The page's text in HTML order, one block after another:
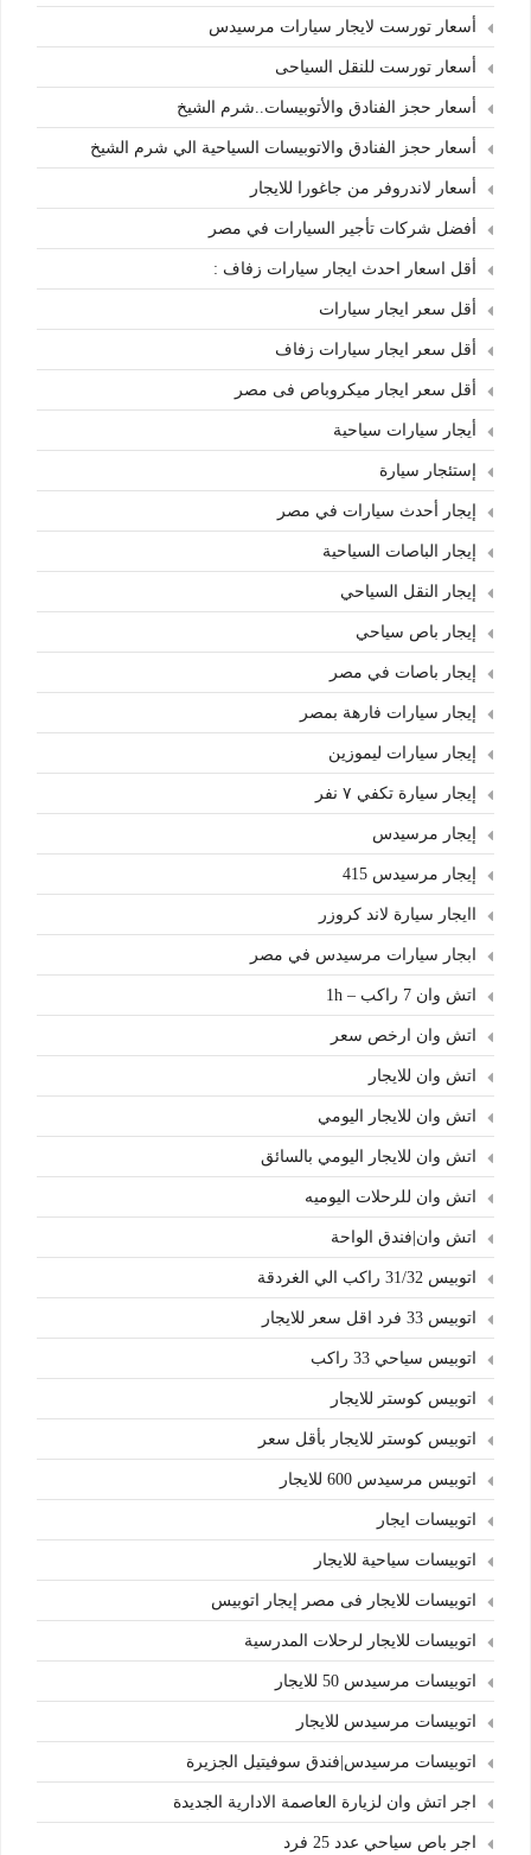
أسعار تورست لايجار سيارات مرسيدس
أسعار تورست للنقل السياحى
أسعار حجز الفنادق والأتوبيسات..شرم الشيخ
أسعار حجز الفنادق والاتوبيسات السياحية الي شرم الشيخ
أسعار لاندروفر من جاغورا للايجار
أفضل شركات تأجير السيارات في مصر
أقل اسعار احدث ايجار سيارات زفاف :
أقل سعر ايجار سيارات
أقل سعر ايجار سيارات زفاف
أقل سعر ايجار ميكروباص فى مصر
أيجار سيارات سياحية
إستئجار سيارة
إيجار أحدث سيارات في مصر
إيجار الباصات السياحية
إيجار النقل السياحي
إيجار باص سياحي
إيجار باصات في مصر
إيجار سيارات فارهة بمصر
إيجار سيارات ليموزين
إيجار سيارة تكفي ٧ نفر
إيجار مرسيدس
إيجار مرسيدس 415
اايجار سيارة لاند كروزر
ابجار سيارات مرسيدس في مصر
اتش وان 7 راكب – 1h
اتش وان ارخص سعر
اتش وان للايجار
اتش وان للايجار اليومي
اتش وان للايجار اليومي بالسائق
اتش وان للرحلات اليوميه
اتش وان|فندق الواحة
اتوبيس 31/32 راكب الي الغردقة
اتوبيس 33 فرد اقل سعر للايجار
اتوبيس سياحي 33 راكب
اتوبيس كوستر للايجار
اتوبيس كوستر للايجار بأقل سعر
اتوبيس مرسيدس 600 للايجار
اتوبيسات ايجار
اتوبيسات سياحية للايجار
اتوبيسات للايجار فى مصر إيجار اتوبيس
اتوبيسات للايجار لرحلات المدرسية
اتوبيسات مرسيدس 50 للايجار
اتوبيسات مرسيدس للايجار
اتوبيسات مرسيدس|فندق سوفيتيل الجزيرة
اجر اتش وان لزيارة العاصمة الادارية الجديدة
اجر باص سياحي عدد 25 فرد